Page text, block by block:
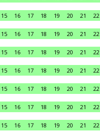
15 16 17 18 19 20 21 22
15 16 17 18 19 20 21 22
15 16 17 18 19 20 21 22
15 16 17 18 19 20 21 22
15 16 17 18 19 20 21 22
15 16 17 18 19 20 21 22
15 16 17 18 19 20 21 22